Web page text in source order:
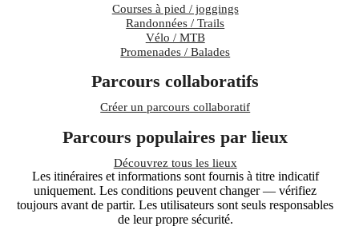
Courses à pied / joggings
Randonnées / Trails
Vélo / MTB
Promenades / Balades
Parcours collaboratifs
Créer un parcours collaboratif
Parcours populaires par lieux
Découvrez tous les lieux
Les itinéraires et informations sont fournis à titre indicatif
uniquement. Les conditions peuvent changer — vérifiez
toujours avant de partir. Les utilisateurs sont seuls responsables
de leur propre sécurité.